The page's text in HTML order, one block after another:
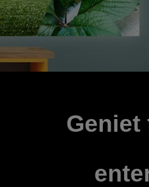
Geniet